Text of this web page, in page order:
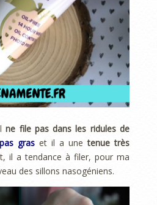
ne file pas dans les ridules de
pas gras et il a unetenue très
il a tendance à filer, pour ma
des sillons nasogéniens.